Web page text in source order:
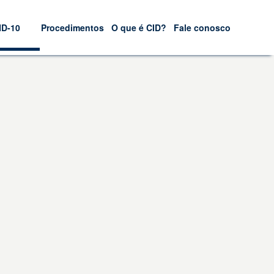
10 Procedimentos O que é CID? Fale conosco